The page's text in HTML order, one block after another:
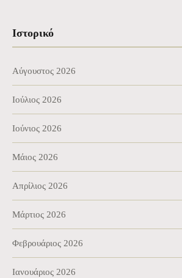
Ιστορικό
Αύγουστος 2026
Ιούλιος 2026
Ιούνιος 2026
Μάιος 2026
Απρίλιος 2026
Μάρτιος 2026
Φεβρουάριος 2026
Ιανουάριος 2026